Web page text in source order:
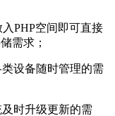
PHP空间即可直接
需求；
设备随时管理的需
时升级更新的需